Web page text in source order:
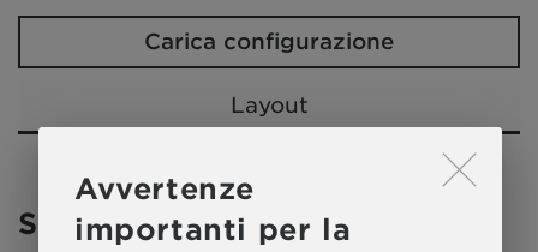
Carica configurazione
Layout
Scegli un modello
Lo scorrimento attiva il
Avvertenze
importanti per la